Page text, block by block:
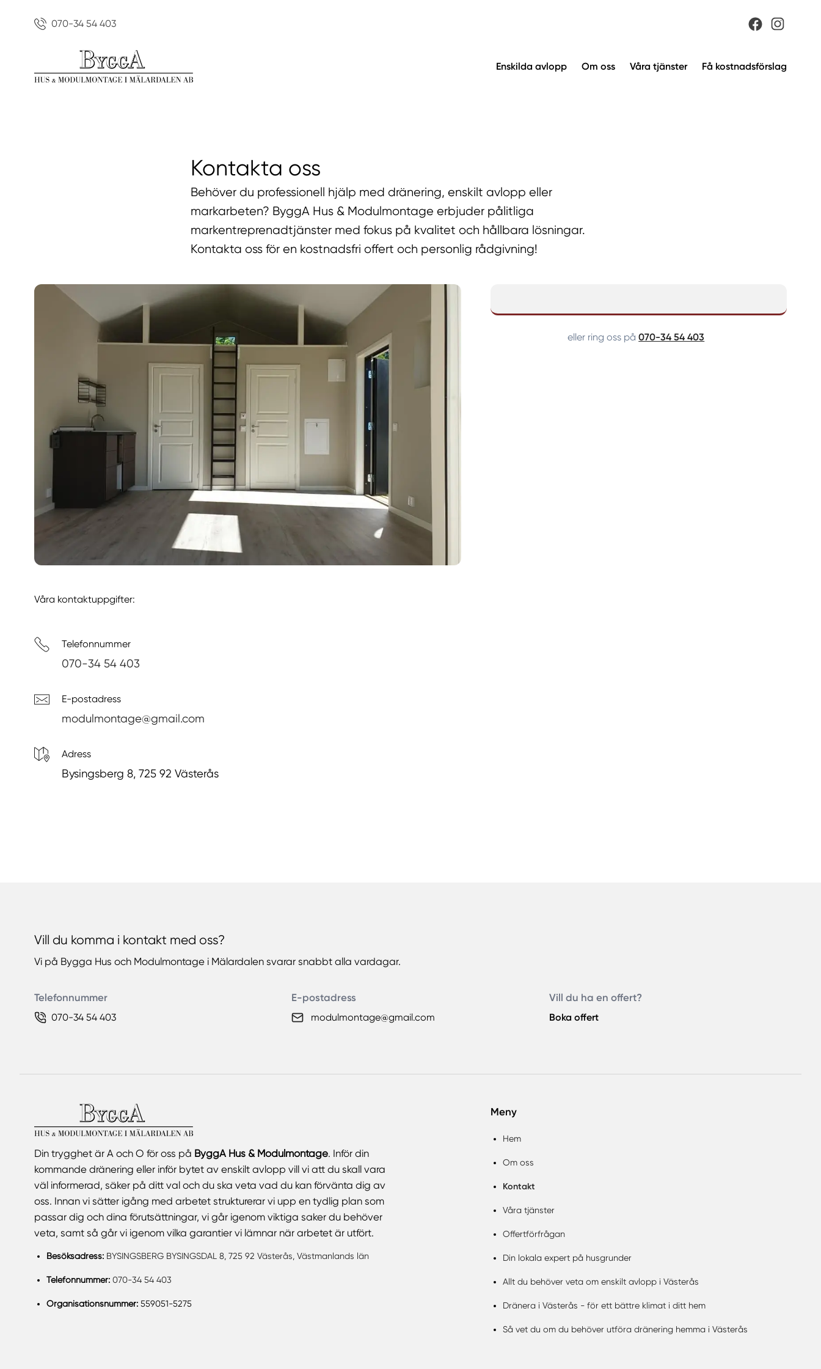
070-34 54 403
Enskilda avlopp Om oss Våra tjänster Få kostnadsförslag
Kontakta oss
Behöver du professionell hjälp med dränering, enskilt avlopp eller
markarbeten? ByggA Hus & Modulmontage erbjuder pålitliga
markentreprenadtjänster med fokus på kvalitet och hållbara lösningar.
Kontakta oss för en kostnadsfri offert och personlig rådgivning!
Våra kontaktuppgifter:
Telefonnummer
070-34 54 403
E-postadress
modulmontage@gmail.com
Adress
Bysingsberg 8, 725 92 Västerås
eller ring oss på070-34 54 403
Vill du komma i kontakt med oss?
Vi på Bygga Hus och Modulmontage i Mälardalen svarar snabbt alla vardagar.
Telefonnummer
070-34 54 403
E-postadress
modulmontage@gmail.com
Vill du ha en offert?
Boka offert
Din trygghet är A och O för oss på ByggA Hus & Modulmontage. Inför din
kommande dränering eller inför bytet av enskilt avlopp vill vi att du skall vara
väl informerad, säker på ditt val och du ska veta vad du kan förvänta dig av
oss. Innan vi sätter igång med arbetet strukturerar vi upp en tydlig plan som
passar dig och dina förutsättningar, vi går igenom viktiga saker du behöver
veta, samt så går vi igenom vilka garantier vi lämnar när arbetet är utfört.
Besöksadress: BYSINGSBERG BYSINGSDAL 8, 725 92 Västerås, Västmanlands län
Telefonnummer: 070-34 54 403
Organisationsnummer: 559051-5275
Meny
Hem
Om oss
Kontakt
Våra tjänster
Offertförfrågan
Din lokala expert på husgrunder
Allt du behöver veta om enskilt avlopp i Västerås
Dränera i Västerås - för ett bättre klimat i ditt hem
Så vet du om du behöver utföra dränering hemma i Västerås